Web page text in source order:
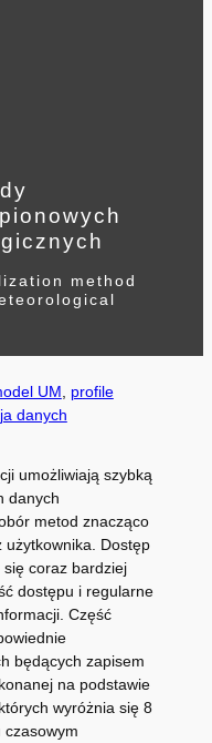
method
UM
profile
danych
umożliwiają szybką
danych
metod znacząco
użytkownika. Dostęp
coraz bardziej
dostępu i regularne
Część
będących zapisem
na podstawie
wyróżnia się 8
czasowym